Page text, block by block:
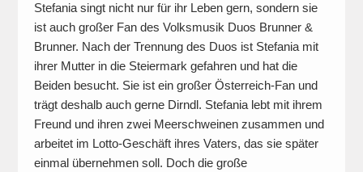
Stefania singt nicht nur für ihr Leben gern, sondern sie
ist auch großer Fan des Volksmusik Duos Brunner &
Brunner. Nach der Trennung des Duos ist Stefania mit
ihrer Mutter in die Steiermark gefahren und hat die
Beiden besucht. Sie ist ein großer Österreich-Fan und
trägt deshalb auch gerne Dirndl. Stefania lebt mit ihrem
Freund und ihren zwei Meerschweinen zusammen und
arbeitet im Lotto-Geschäft ihres Vaters, das sie später
einmal übernehmen soll. Doch die große